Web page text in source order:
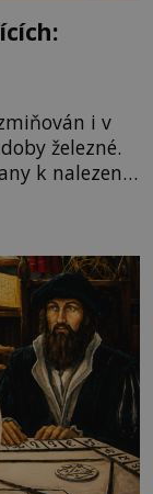
i v
železné.
k nalezení
a proč